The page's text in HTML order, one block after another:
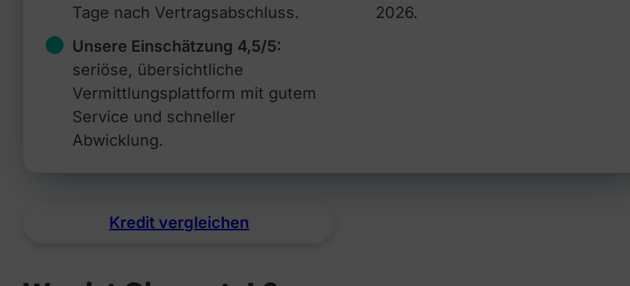
Tage nach Vertragsabschluss.
2026.
Unsere Einschätzung 4,5/5:
seriöse, übersichtliche
Vermittlungsplattform mit gutem
Service und schneller
Abwicklung.
Kredit vergleichen